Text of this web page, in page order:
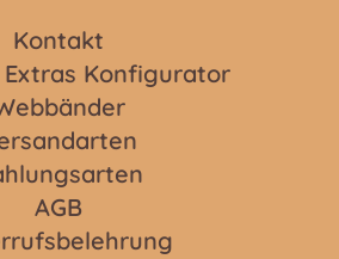
Kontakt
Konfigurator
AGB